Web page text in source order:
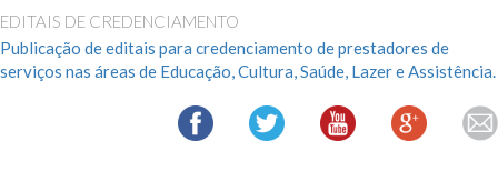
EDITAIS DE CREDENCIAMENTO
Publicação de editais para credenciamento de prestadores de
serviços nas áreas de Educação, Cultura, Saúde, Lazer e Assistência.